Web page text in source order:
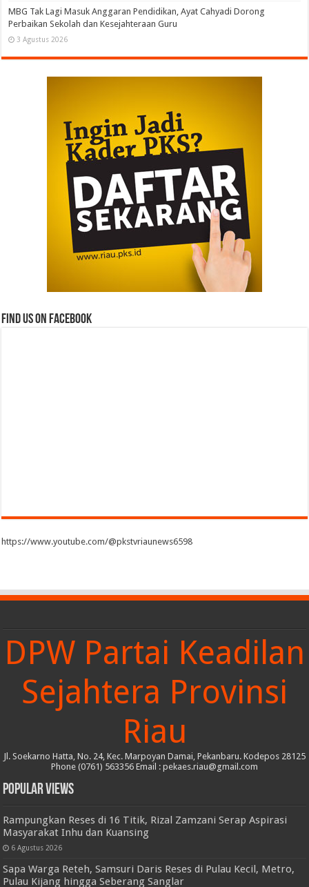
MBG Tak Lagi Masuk Anggaran Pendidikan, Ayat Cahyadi Dorong
Perbaikan Sekolah dan Kesejahteraan Guru
3 Agustus 2026
Find us on Facebook
https://www.youtube.com/@pkstvriaunews6598
DPW Partai Keadilan
Sejahtera Provinsi
Riau
Jl. Soekarno Hatta, No. 24, Kec. Marpoyan Damai, Pekanbaru. Kodepos 28125
Phone (0761) 563356 Email : pekaes.riau@gmail.com
Popular Views
Rampungkan Reses di 16 Titik, Rizal Zamzani Serap Aspirasi
Masyarakat Inhu dan Kuansing
6 Agustus 2026
Sapa Warga Reteh, Samsuri Daris Reses di Pulau Kecil, Metro,
Pulau Kijang hingga Seberang Sanglar